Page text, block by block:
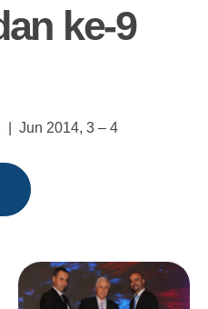
ke-9
| Jun 2014, 3 – 4